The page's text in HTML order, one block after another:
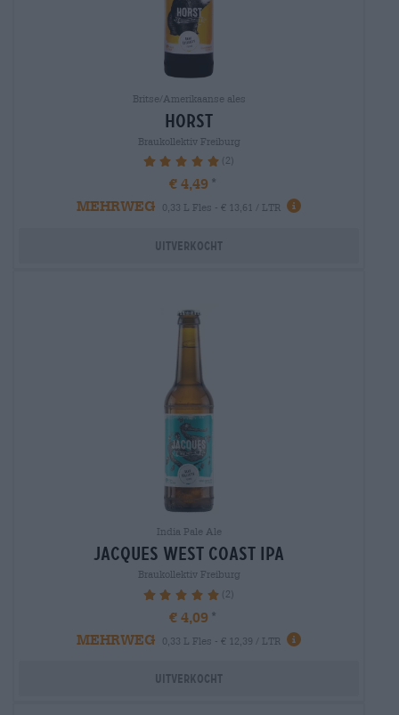
Britse/Amerikaanse ales
horst
Braukollektiv Freiburg
100% (2)
€ 4,49
MEHRWEG
0,33 L Fles - € 13,61 / LTR
Uitverkocht
India Pale Ale
jacques west coast ipa
Braukollektiv Freiburg
100% (2)
€ 4,09
MEHRWEG
0,33 L Fles - € 12,39 / LTR
Uitverkocht